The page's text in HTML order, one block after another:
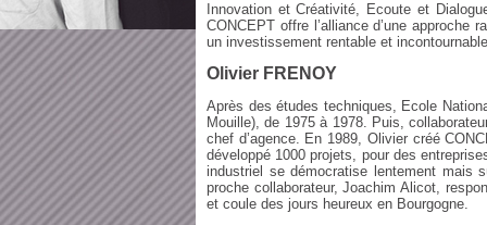
Innovation et Créativité, Ecoute et
CONCEPT offre l’alliance d’une
un investissement rentable et
Olivier FRENOY
Après des études techniques, Ecole
Mouille), de 1975 à 1978. Puis,
chef d’agence. En 1989, Olivier créé
développé 1000 projets, pour des
industriel se démocratise lentement mais
proche collaborateur, Joachim Alicot,
et coule des jours heureux en Bourgogne.